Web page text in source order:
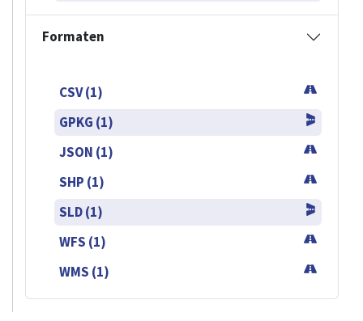
Formaten
CSV (1)
GPKG (1)
JSON (1)
SHP (1)
SLD (1)
WFS (1)
WMS (1)